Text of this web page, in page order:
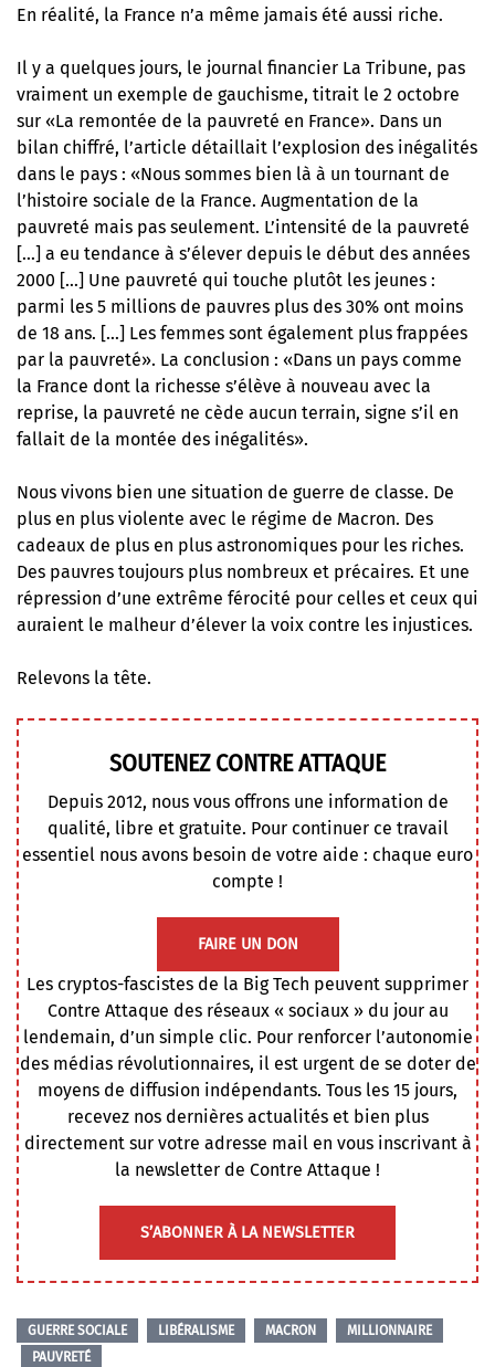
En réalité, la France n’a même jamais été aussi riche.
Il y a quelques jours, le journal financier La Tribune, pas
vraiment un exemple de gauchisme, titrait le 2 octobre
sur «La remontée de la pauvreté en France». Dans un
bilan chiffré, l’article détaillait l’explosion des inégalités
dans le pays : «Nous sommes bien là à un tournant de
l’histoire sociale de la France. Augmentation de la
pauvreté mais pas seulement. L’intensité de la pauvreté
[…] a eu tendance à s’élever depuis le début des années
2000 […] Une pauvreté qui touche plutôt les jeunes :
parmi les 5 millions de pauvres plus des 30% ont moins
de 18 ans. […] Les femmes sont également plus frappées
par la pauvreté». La conclusion : «Dans un pays comme
la France dont la richesse s’élève à nouveau avec la
reprise, la pauvreté ne cède aucun terrain, signe s’il en
fallait de la montée des inégalités».
Nous vivons bien une situation de guerre de classe. De
plus en plus violente avec le régime de Macron. Des
cadeaux de plus en plus astronomiques pour les riches.
Des pauvres toujours plus nombreux et précaires. Et une
répression d’une extrême férocité pour celles et ceux qui
auraient le malheur d’élever la voix contre les injustices.
Relevons la tête.
SOUTENEZ CONTRE ATTAQUE
Depuis 2012, nous vous offrons une information de
qualité, libre et gratuite. Pour continuer ce travail
essentiel nous avons besoin de votre aide : chaque euro
compte !
FAIRE UN DON
Les cryptos-fascistes de la Big Tech peuvent supprimer
Contre Attaque des réseaux « sociaux » du jour au
lendemain, d’un simple clic. Pour renforcer l’autonomie
des médias révolutionnaires, il est urgent de se doter de
moyens de diffusion indépendants. Tous les 15 jours,
recevez nos dernières actualités et bien plus
directement sur votre adresse mail en vous inscrivant à
la newsletter de Contre Attaque !
S’ABONNER À LA NEWSLETTER
GUERRE SOCIALE LIBÉRALISME MACRON
MILLIONNAIRE
PAUVRETÉ